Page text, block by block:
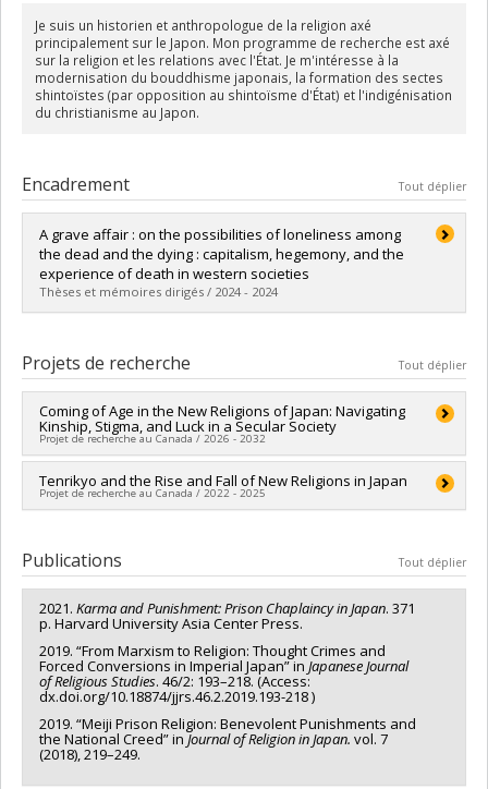
Je suis un historien et anthropologue de la religion axé
principalement sur le Japon. Mon programme de recherche est axé
sur la religion et les relations avec l'État. Je m'intéresse à la
modernisation du bouddhisme japonais, la formation des sectes
shintoïstes (par opposition au shintoïsme d'État) et l'indigénisation
du christianisme au Japon.
Encadrement Tout déplier
A grave affair : on the possibilities of loneliness among
the dead and the dying : capitalism, hegemony, and the
experience of death in western societies
Thèses et mémoires dirigés / 2024 - 2024
Cycle : Maîtrise
Diplôme obtenu :M. Sc.
Lien vers le document dans Papyrus
Projets de recherche Tout déplier
Coming of Age in the New Religions of Japan: Navigating
Kinship, Stigma, and Luck in a Secular Society
Projet de recherche au Canada / 2026 - 2032
Chercheur principal :Adam Lyons
Sources de financement :CRSH/Conseil de recherches en
Tenrikyo and the Rise and Fall of New Religions in Japan
Projet de recherche au Canada / 2022 - 2025
Sources de financement :
CRSH/Conseil de recherches en
sciences humaines du Canada
Programmes de subvention :PV153480-Subventions de
développement Savoir
Publications Tout déplier
2021. Karma and Punishment: Prison Chaplaincy in Japan. 371
p. Harvard University Asia Center Press.
2019. “From Marxism to Religion: Thought Crimes and
Forced Conversions in Imperial Japan” in Japanese Journal
of Religious Studies. 46/2: 193–218. (Access:
dx.doi.org/10.18874/jjrs.46.2.2019.193-218 )
2019. “Meiji Prison Religion: Benevolent Punishments and
the National Creed” in Journal of Religion in Japan. vol. 7
(2018), 219–249.